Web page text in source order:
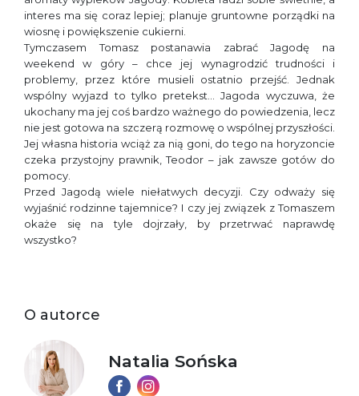
interes ma się coraz lepiej; planuje gruntowne porządki na
wiosnę i powiększenie cukierni.
Tymczasem Tomasz postanawia zabrać Jagodę na
weekend w góry – chce jej wynagrodzić trudności i
problemy, przez które musieli ostatnio przejść. Jednak
wspólny wyjazd to tylko pretekst… Jagoda wyczuwa, że
ukochany ma jej coś bardzo ważnego do powiedzenia, lecz
nie jest gotowa na szczerą rozmowę o wspólnej przyszłości.
Jej własna historia wciąż za nią goni, do tego na horyzoncie
czeka przystojny prawnik, Teodor – jak zawsze gotów do
pomocy.
Przed Jagodą wiele niełatwych decyzji. Czy odważy się
wyjaśnić rodzinne tajemnice? I czy jej związek z Tomaszem
okaże się na tyle dojrzały, by przetrwać naprawdę
wszystko?
O autorce
Natalia Sońska